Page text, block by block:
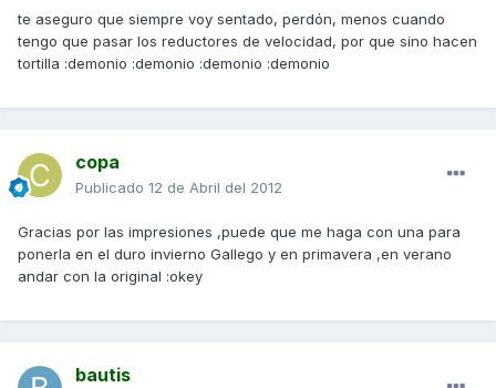
te aseguro que siempre voy sentado, perdón, menos cuando
tengo que pasar los reductores de velocidad, por que sino hacen
tortilla :demonio :demonio :demonio :demonio
copa
Publicado 12 de Abril del 2012
Gracias por las impresiones ,puede que me haga con una para
ponerla en el duro invierno Gallego y en primavera ,en verano
andar con la original :okey
bautis